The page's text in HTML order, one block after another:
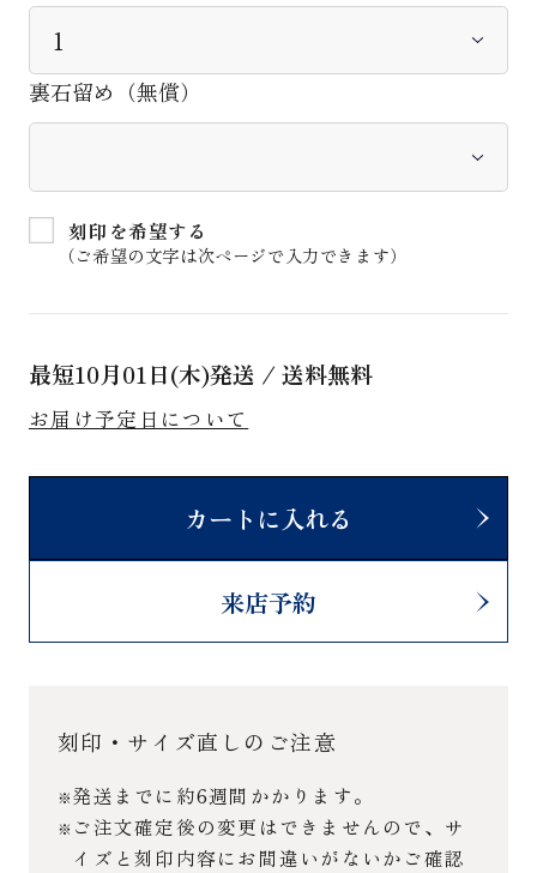
裏石留め（無償）
刻印を希望する
（ご希望の文字は次ページで入力できます）
最短10月01日(木)発送 / 送料無料
お届け予定日について
カートに入れる
来店予約
刻印・サイズ直しのご注意
発送までに約6週間かかります。
ご注文確定後の変更はできませんので、サ
イズと刻印内容にお間違いがないかご確認